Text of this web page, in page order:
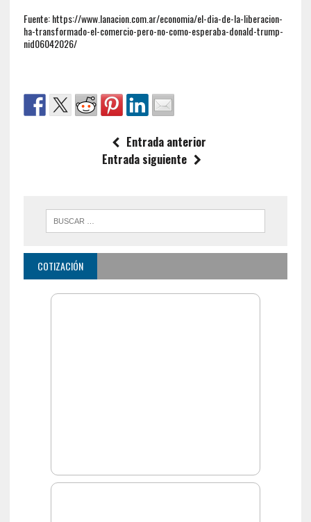
Fuente: https://www.lanacion.com.ar/economia/el-dia-de-la-liberacion-
ha-transformado-el-comercio-pero-no-como-esperaba-donald-trump-
nid06042026/
Entrada anterior
Entrada siguiente
COTIZACIÓN